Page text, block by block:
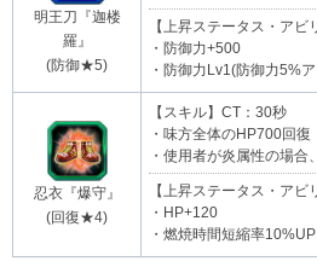
明王刀『迦楼
羅』
(防御★5)
【上昇ステータス・アビ
・防御力+500
・防御力Lv1(防御力5%
忍衣『爆守』
(回復★4)
【スキル】CT：30秒
・味方全体のHP700回復
・使用者が炎属性の場合
【上昇ステータス・アビ
・HP+120
・燃焼時間短縮率